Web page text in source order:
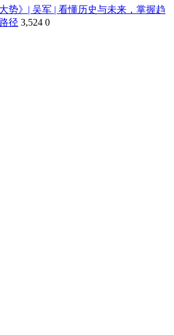
势》| 吴军 | 看懂历史与未来，掌握趋
径 3,524 0